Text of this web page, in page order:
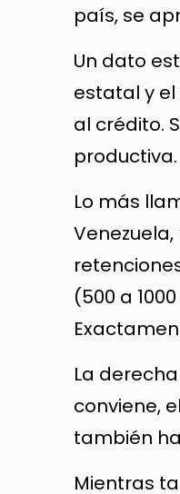
país, se
Un dato
estatal y el
al crédito.
productiva.
Lo más
(500 a
La
conviene,
también
Mientras